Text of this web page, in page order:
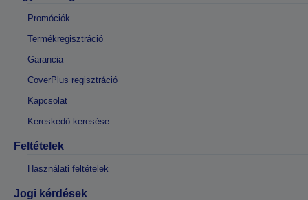
Promóciók
Termékregisztráció
Garancia
CoverPlus regisztráció
Kapcsolat
Kereskedő keresése
Feltételek
Használati feltételek
Jogi kérdések